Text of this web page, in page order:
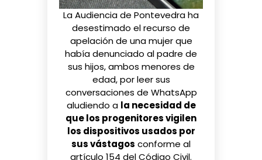
La Audiencia de Pontevedra ha
desestimado el recurso de
apelación de una mujer que
había denunciado al padre de
sus hijos, ambos menores de
edad, por leer sus
conversaciones de WhatsApp
aludiendo a la necesidad de
que los progenitores vigilen
los dispositivos usados por
sus vástagos conforme al
artículo 154 del Código Civil.